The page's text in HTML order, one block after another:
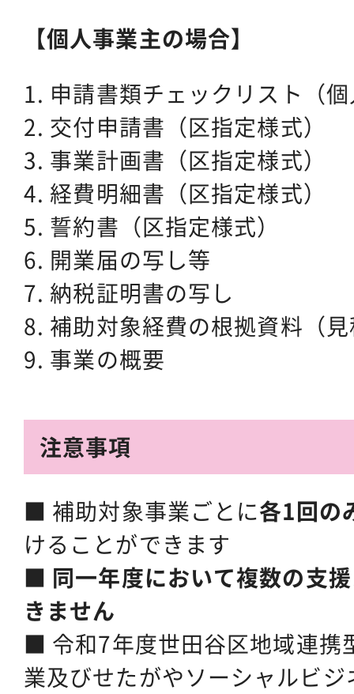
【個人事業主の場合】
1. 申請書類チェックリスト（
2. 交付申請書（区指定様式）
3. 事業計画書（区指定様式）
4. 経費明細書（区指定様式）
5. 誓約書（区指定様式）
6. 開業届の写し等
7. 納税証明書の写し
8. 補助対象経費の根拠資料（
9. 事業の概要
注意事項
■ 補助対象事業ごとに各1回の
けることができます
■ 同一年度において複数の支
きません
■ 令和7年度世田谷区地域連携
業及びせたがやソーシャルビ